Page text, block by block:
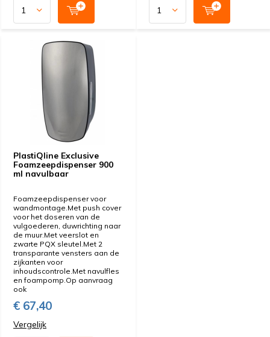
PlastiQline Exclusive
Foamzeepdispenser 900
ml navulbaar
Foamzeepdispenser voor
wandmontage.Met push cover
voor het doseren van de
vulgoederen, duwrichting naar
de muur.Met veerslot en
zwarte PQX sleutel.Met 2
transparante vensters aan de
zijkanten voor
inhoudscontrole.Met navulfles
en foampomp.Op aanvraag
ook
€ 67,40
Vergelijk